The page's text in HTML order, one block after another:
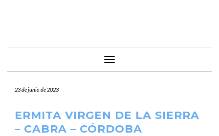
Cambiar modo de navegación
23 de junio de 2023
ERMITA VIRGEN DE LA SIERRA
– CABRA – CÓRDOBA